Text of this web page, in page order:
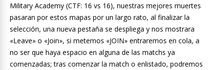
Military Academy (CTF: 16 vs 16), nuestras mejores muertes
pasaran por estos mapas por un largo rato, al finalizar la
selección, una nueva pestaña se despliega y nos mostrara
«Leave» o «Join», si metemos «JOIN» entraremos en cola, a
no ser que haya espacio en alguna de las matchs ya
comenzadas; tras comenzar la match o enlistado, podremos